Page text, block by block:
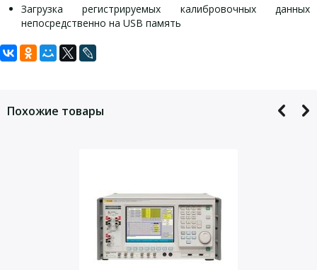
Загрузка регистрируемых калибровочных данных
непосредственно на USB память
Технические характеристики
Камера
±0,5%
обычно <5 мин для полной
стабильности
Задать вопрос
Похожие товары